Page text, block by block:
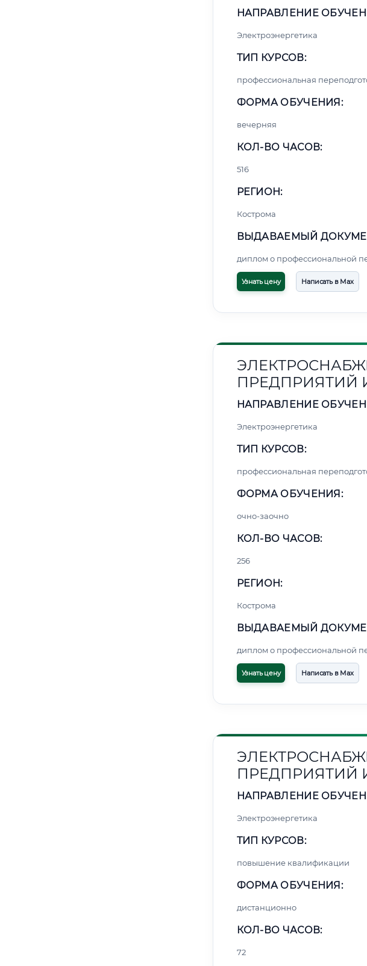
НАПРАВЛЕНИЕ
Электроэнергетика
ТИП КУРСОВ:
профессиональная
ФОРМА ОБУЧЕНИЯ:
вечерняя
КОЛ-ВО ЧАСОВ:
516
РЕГИОН:
Кострома
ВЫДАВАЕМЫЙ
диплом о профессиональной
Узнать цену Написать в Max
ПРЕДПРИЯТИЙ
НАПРАВЛЕНИЕ
Электроэнергетика
ТИП КУРСОВ:
профессиональная
ФОРМА ОБУЧЕНИЯ:
очно-заочно
КОЛ-ВО ЧАСОВ:
256
РЕГИОН:
Кострома
ВЫДАВАЕМЫЙ
диплом о профессиональной
Узнать цену Написать в Max
ПРЕДПРИЯТИЙ
НАПРАВЛЕНИЕ
Электроэнергетика
ТИП КУРСОВ:
повышение квалификации
ФОРМА ОБУЧЕНИЯ:
дистанционно
КОЛ-ВО ЧАСОВ:
72